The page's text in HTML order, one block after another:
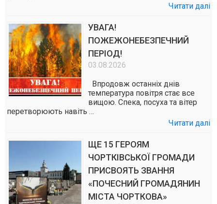
Читати далі
УВАГА!
ПОЖЕЖОНЕБЕЗПЕЧНИЙ
ПЕРІОД!
03.08.2026
Впродовж останніх днів
температура повітря стає все
вищою. Спека, посуха та вітер
перетворюють навіть …
Читати далі
ЩЕ 15 ГЕРОЯМ
ЧОРТКІВСЬКОЇ ГРОМАДИ
ПРИСВОЯТЬ ЗВАННЯ
«ПОЧЕСНИЙ ГРОМАДЯНИН
МІСТА ЧОРТКОВА»